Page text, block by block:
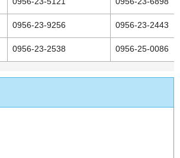
0956-23-9256 0956-23-2443
0956-23-2538 0956-25-0086